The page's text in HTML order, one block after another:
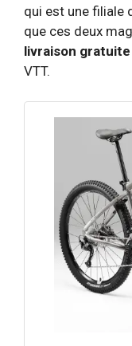
qui est une filiale
que ces deux
livraison gratuite
VTT.